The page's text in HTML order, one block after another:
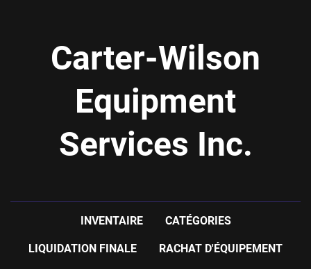
Carter-Wilson
Equipment
Services Inc.
INVENTAIRE CATÉGORIES
LIQUIDATION FINALE RACHAT D'ÉQUIPEMENT